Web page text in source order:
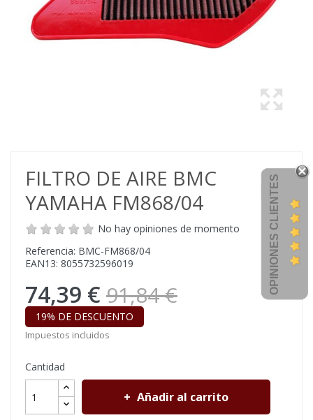
FILTRO DE AIRE BMC
YAMAHA FM868/04
No hay opiniones de momento
Referencia: BMC-FM868/04
EAN13: 8055732596019
74,39 € 91,84 €
19% DE DESCUENTO
Impuestos incluidos
Cantidad
Añadir al carrito
OPINIONES CLIENTES